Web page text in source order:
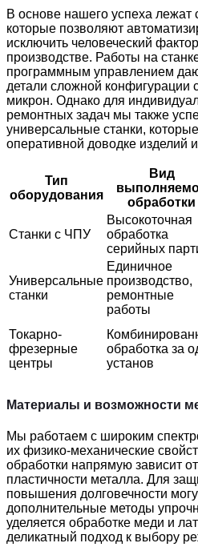
В основе нашего успеха лежат
которые позволяют
исключить человеческий
производстве. Работы на
программным управлением
детали сложной конфигурации
микрон. Однако для
ремонтных задач мы также
универсальные станки,
оперативной доводке изделий
Тип
оборудования
Вид
обработки
Станки с ЧПУ
Высокоточная
обработка
серийных
Универсальные
станки
Единичное
производство,
ремонтные
работы
Токарно-
фрезерные
центры
обработка за
установ
Материалы и возможности
Мы работаем с широким
их физико-механические
обработки напрямую зависит
пластичности металла. Для
повышения долговечности
дополнительные методы
уделяется обработке меди и
деликатный подход к выбору